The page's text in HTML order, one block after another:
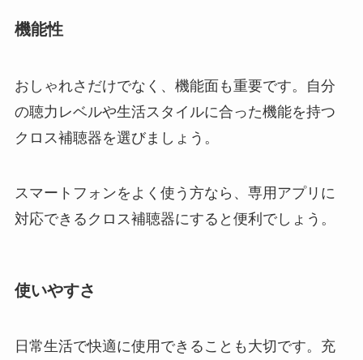
機能性
おしゃれさだけでなく、機能面も重要です。自分
の聴力レベルや生活スタイルに合った機能を持つ
クロス補聴器を選びましょう。
スマートフォンをよく使う方なら、専用アプリに
対応できるクロス補聴器にすると便利でしょう。
使いやすさ
日常生活で快適に使用できることも大切です。充